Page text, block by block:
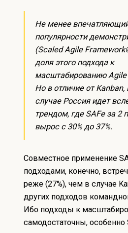
Не менее
популярности
(Scaled Agile
доля этого подхода к
масштабированию Agile
Но в отличие от
случае Россия идет
трендом, где SAFe за 2
вырос с 30% до 37%.
Совместное применение
подходами, конечно,
реже (27%), чем в случае
других подходов
Ибо подходы к
самодостаточны, особенно